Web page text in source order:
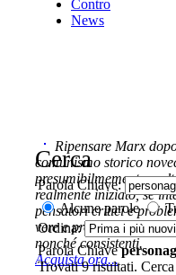
Contro
News
Ripensare Marx
comunismo storico
presumibilmemente
realmente iniziato, se
pensatori critici e
vere e proprie correnti
nonché consistenti.
Acquista ora...
Cerca
Parola Chiave:
Alcune parole
Ordina:
Parola Chiave
Trovati 9 risultati.